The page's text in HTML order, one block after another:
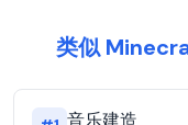
类似
音乐建造